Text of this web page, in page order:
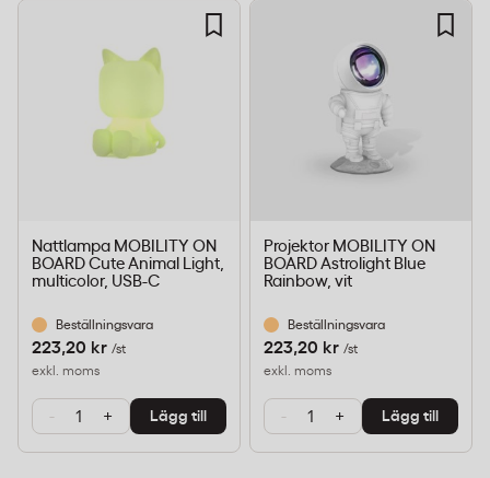
sorteringsordning
Nattlampa MOBILITY ON
BOARD Cute Animal Light,
multicolor, USB-C
Beställningsvara
223,20 kr /st
exkl. moms
- + Lägg till
Projektor MOBILITY ON
BOARD Astrolight Blue
Rainbow, vit
Beställningsvara
223,20 kr /st
exkl. moms
- + Lägg till